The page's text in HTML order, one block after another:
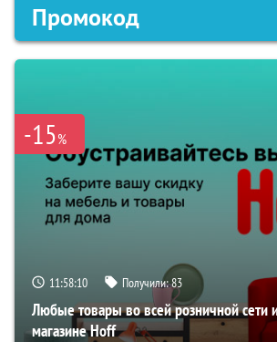
Промокод
-15%
11:58:09 Получили:83
Любые товары во всей розничной сети
магазине Hoff